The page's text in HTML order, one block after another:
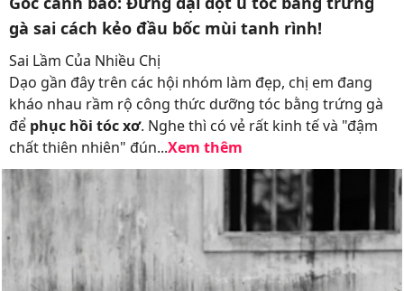
gà sai cách kẻo đầu bốc mùi tanh rình!
Sai Lầm Của Nhiều Chị
Dạo gần đây trên các hội nhóm làm đẹp, chị em đang
kháo nhau rầm rộ công thức dưỡng tóc bằng trứng gà
để phục hồi tóc xơ. Nghe thì có vẻ rất kinh tế và "đậm
chất thiên nhiên" đún...Xem thêm